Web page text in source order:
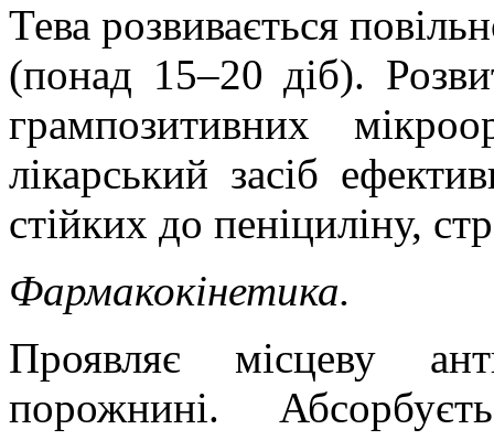
Тева розвивається
(понад 15–20 діб).
грампозитивних
лікарський засіб
стійких до пеніциліну,
Фармакокінетика.
Проявляє місцеву
порожнині.